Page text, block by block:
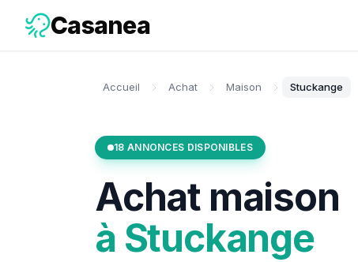
Casanea
Accueil Achat Maison Stuckange
18 ANNONCES DISPONIBLES
Achat maison
à Stuckange